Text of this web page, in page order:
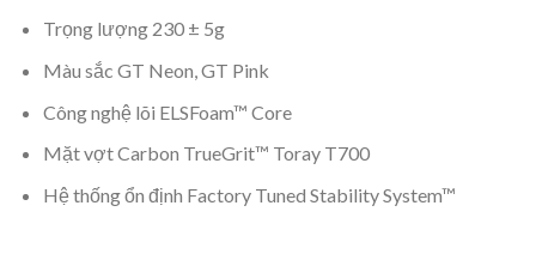
Trọng lượng 230 ± 5g
Màu sắc GT Neon, GT Pink
Công nghệ lõi ELSFoam™ Core
Mặt vợt Carbon TrueGrit™ Toray T700
Hệ thống ổn định Factory Tuned Stability System™